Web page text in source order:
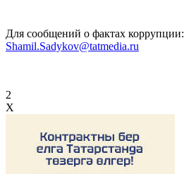
Для сообщений о фактах коррупции:
Shamil.Sadykov@tatmedia.ru
2
X